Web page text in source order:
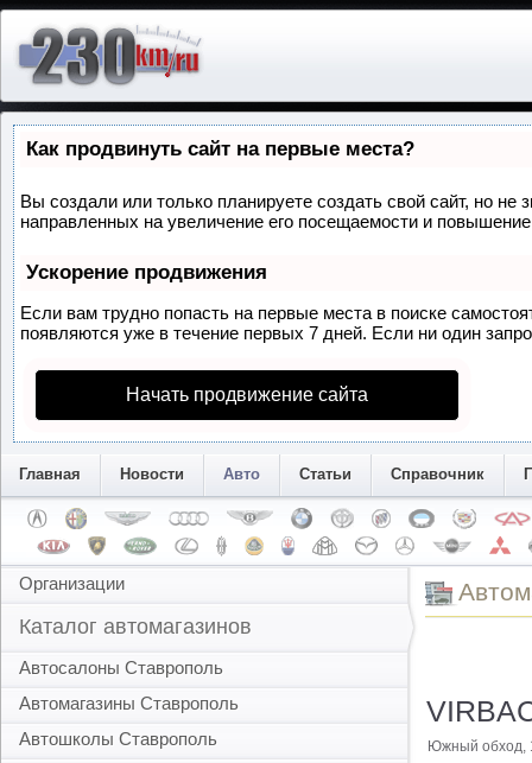
Как продвинуть сайт на первые места?
Вы создали или только планируете создать свой сайт, но
направленных на увеличение его посещаемости и
Ускорение продвижения
Если вам трудно попасть на первые места в поиске
появляются уже в течение первых 7 дней. Если ни один
Начать продвижение сайта
Главная Новости Авто Статьи Справочник
Организации
Каталог автомагазинов
Автосалоны Ставрополь
Автомагазины Ставрополь
Автошколы Ставрополь
Южный обход,